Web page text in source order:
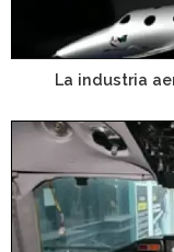
La industria